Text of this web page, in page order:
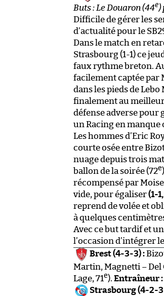
Buts : Le Douaron (44e)
Difficile de gérer les
d’actualité pour le
Dans le match en
Strasbourg (1-1) ce
faux rythme breton.
facilement captée par
dans les pieds de Lebo
finalement au meilleur
défense adverse pour
un Racing en manque
Les hommes d’Eric
courte osée entre
nuage depuis trois
ballon de la soirée (72e
récompensé par
vide, pour égaliser(1-
reprend de volée et
à quelques
Avec ce but tardif et
l’occasion d’intégrer
Brest (4-3-3) :
Martin, Magnetti – Del
Lage, 71e). Entraîneur :
Strasbourg (4-2-